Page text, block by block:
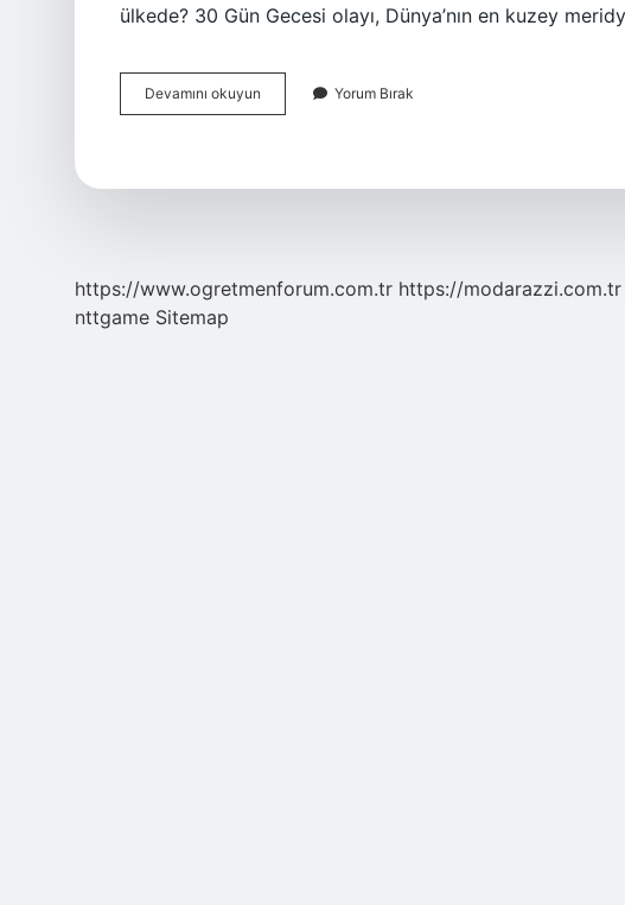
ülkede? 30 Gün Gecesi olayı, Dünya’nın en kuzey
Devamını okuyun
Ülkede
Yorum Bırak
https://www.ogretmenforum.com.tr https://modarazzi.com.tr
nttgame Sitemap